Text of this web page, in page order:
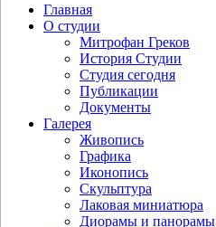
Главная
О студии
Митрофан Греков
История Студии
Студия сегодня
Публикации
Документы
Галерея
Живопись
Графика
Иконопись
Скульптура
Лаковая миниатюра
Диорамы и панорамы